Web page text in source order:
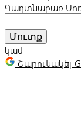
Գաղտնաբառ
Մուտք
կամ
Շարունակել